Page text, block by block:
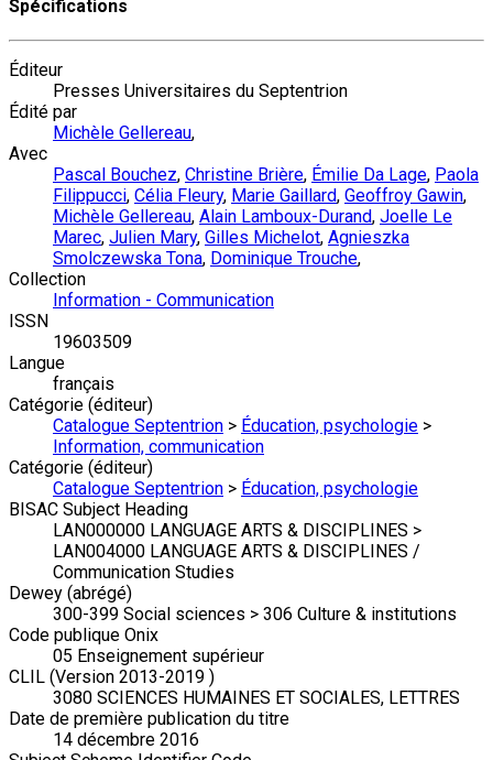
Spécifications
Éditeur
Presses Universitaires du Septentrion
Édité par
Michèle Gellereau,
Avec
Pascal Bouchez, Christine Brière, Émilie Da Lage, Paola
Filippucci, Célia Fleury, Marie Gaillard, Geoffroy Gawin,
Michèle Gellereau, Alain Lamboux-Durand, Joelle Le
Marec, Julien Mary, Gilles Michelot, Agnieszka
Smolczewska Tona, Dominique Trouche,
Collection
Information - Communication
ISSN
19603509
Langue
français
Catégorie (éditeur)
Catalogue Septentrion > Éducation, psychologie >
Information, communication
Catégorie (éditeur)
Catalogue Septentrion > Éducation, psychologie
BISAC Subject Heading
LAN000000 LANGUAGE ARTS & DISCIPLINES >
LAN004000 LANGUAGE ARTS & DISCIPLINES /
Communication Studies
Dewey (abrégé)
300-399 Social sciences > 306 Culture & institutions
Code publique Onix
05 Enseignement supérieur
CLIL (Version 2013-2019 )
3080 SCIENCES HUMAINES ET SOCIALES, LETTRES
Date de première publication du titre
14 décembre 2016